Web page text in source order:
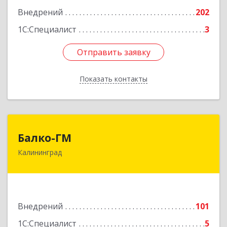
Внедрений
202
1С:Специалист
3
Отправить заявку
Показать контакты
Подробнее
Отправить заявку
Назад
Балко-ГМ
Калининград
Внедрений
101
1С:Специалист
5
236022, Калининградская обл, Калининград г,